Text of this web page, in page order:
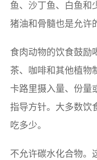
鱼、沙丁鱼、白鱼和
猪油和骨髓也是允许
食肉动物的饮食鼓励
茶、咖啡和其他植物
卡路里摄入量、份量
指导方针。大多数饮
吃多少。
不允许碳水化合物。